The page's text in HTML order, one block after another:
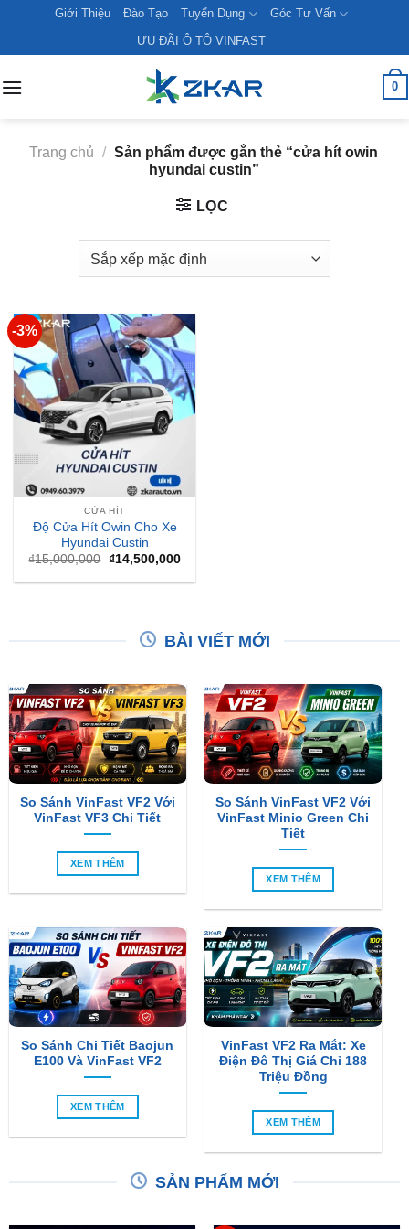
content
Giới Thiệu Đào Tạo Tuyển Dụng
Góc Tư Vấn
ƯU ĐÃI Ô TÔ VINFAST
0
Trang chủ / Sản phẩm được gắn thẻ “cửa hít owin
hyundai custin”
LỌC
-3%
CỬA HÍT
Độ Cửa Hít Owin Cho Xe
Hyundai Custin
₫15,000,000 Giá
là:
₫14,500,000Giá
tại
BÀI VIẾT MỚI
So Sánh VinFast VF2 Với
VinFast VF3 Chi Tiết
XEM THÊM
So Sánh VinFast VF2 Với
VinFast Minio Green Chi
Tiết
XEM THÊM
So Sánh Chi Tiết Baojun
E100 Và VinFast VF2
XEM THÊM
VinFast VF2 Ra Mắt: Xe
Điện Đô Thị Giá Chỉ 188
Triệu Đồng
XEM THÊM
SẢN PHẨM MỚI